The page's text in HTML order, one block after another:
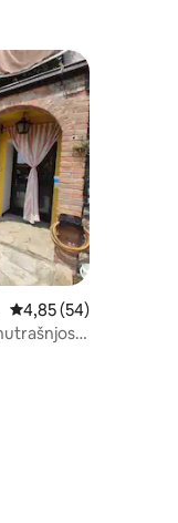
Prosječna ocjena:
4,85 (54)